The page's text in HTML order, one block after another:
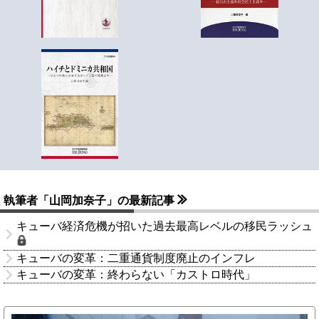
執筆者「山岡加奈子」の最新記事
キューバ経済危機が招いた過去最高レベルの移民ラッシュ
キューバの変革：二重通貨制度廃止のインフレ
キューバの変革：終わらない「カストロ時代」